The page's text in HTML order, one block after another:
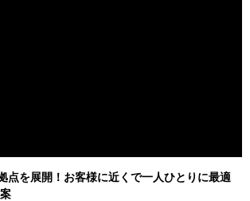
点を展開！お客様に近くで一人ひとりに最適